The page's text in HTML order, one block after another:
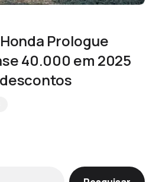
Prologue
40.000 em 2025